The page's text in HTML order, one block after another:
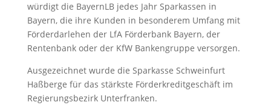
würdigt die BayernLB jedes Jahr Sparkassen in
Bayern, die ihre Kunden in besonderem Umfang mit
Förderdarlehen der LfA Förderbank Bayern, der
Rentenbank oder der KfW Bankengruppe versorgen.
Ausgezeichnet wurde die Sparkasse Schweinfurt
Haßberge für das stärkste Förderkreditgeschäft im
Regierungsbezirk Unterfranken.